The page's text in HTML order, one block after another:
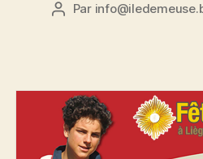
Auteur
Par